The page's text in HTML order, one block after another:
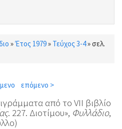
»Έτος 1979» Τεύχος 3-4»σελ.
επόμενο >
από το VII βιβλίο
. 227. Διοτίμου», Φυλλάδιο,